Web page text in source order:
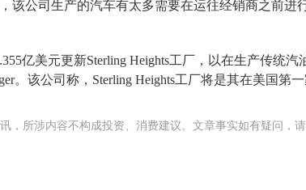
该公司生产的汽车有太多需要在运往经销商之前进
亿美元更新Sterling Heights工厂，以在生产传统
。该公司称，Sterling Heights工厂将是其在美国第
，所涉内容不构成投资、消费建议。文章事实如有疑问，